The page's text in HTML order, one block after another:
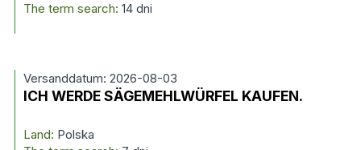
The term search: 14 dni
Versanddatum: 2026-08-03
ICH WERDE SÄGEMEHLWÜRFEL KAUFEN.
Land: Polska